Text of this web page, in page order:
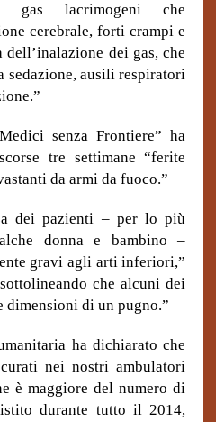
gas lacrimogeni che
cerebrale, forti crampi e
dell’inalazione dei gas, che
sedazione, ausili respiratori
senza Frontiere” ha
tre settimane “ferite
da armi da fuoco.”
dei pazienti – per lo più
donna e bambino –
gravi agli arti inferiori,”
che alcuni dei
dimensioni di un pugno.”
ha dichiarato che
nei nostri ambulatori
è maggiore del numero di
durante tutto il 2014,